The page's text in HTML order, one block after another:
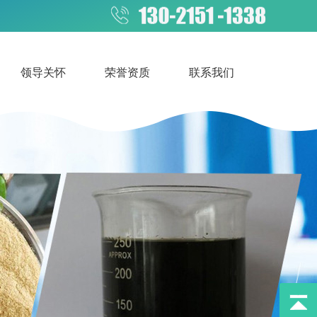
领导关怀 荣誉资质 联系我们